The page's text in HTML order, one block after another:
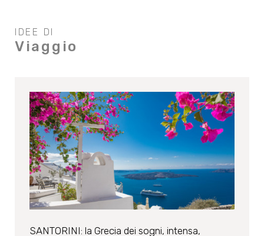
IDEE DI
Viaggio
SANTORINI: la Grecia dei sogni, intensa,